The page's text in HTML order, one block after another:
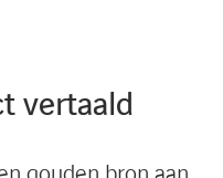
vertaald